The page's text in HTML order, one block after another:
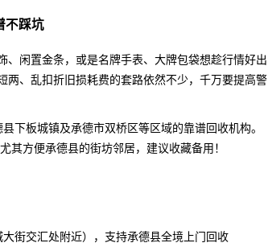
不踩坑
闲置金条，或是名牌手表、大牌包袋想趁行情好出
、乱扣折旧损耗费的套路依然不少，千万要提高警
下板城镇及承德市双桥区等区域的靠谱回收机构。
方便承德县的街坊邻居，建议收藏备用！
街交汇处附近），支持承德县全境上门回收